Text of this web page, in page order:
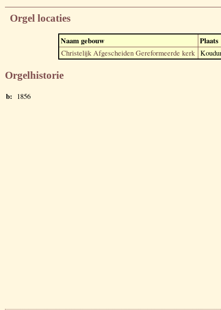
Orgel locaties
Naam gebouw Plaats
Christelijk Afgescheiden Gereformeerde kerk
Orgelhistorie
b: 1856